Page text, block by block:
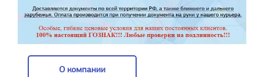
О компании